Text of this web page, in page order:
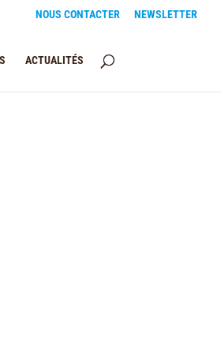
NOUS CONTACTER NEWSLETTER
ACTUALITÉS